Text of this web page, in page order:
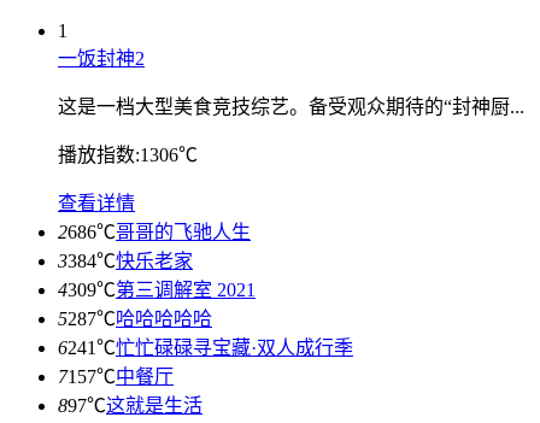
1
一饭封神2
这是一档大型美食竞技综艺。备受观众期待的“封神厨...
播放指数:1306℃
查看详情
2686℃哥哥的飞驰人生
3384℃快乐老家
4309℃第三调解室 2021
5287℃哈哈哈哈哈
6241℃忙忙碌碌寻宝藏·双人成行季
7157℃中餐厅
897℃这就是生活